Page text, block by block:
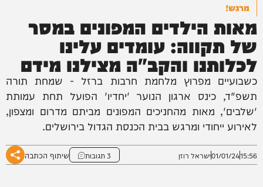
מרגש!
מאות הילדים המפונים במסר
של תקווה: עומדים עלינו
לכלותנו והקב"ה מצילנו מידם
כשבועיים מפרוץ מלחמת חרבות ברזל - שמחת תורה
תשפ"ד, כינס ארגון הנוער 'יחדיו' הפועל תחת עמותת
'שלבים', מאות מהחניכים המפונים מביתם מדרום ומצפון,
לאירוע ייחודי ומרגש בבית הכנסת הגדול בירושלים.
15:56
01/01/24ישראל רוזן 3 תגובות שיתוף הכתבה